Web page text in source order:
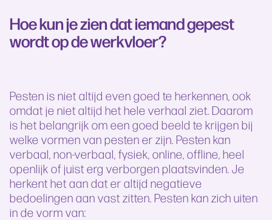
Hoe kun je zien dat iemand gepest
wordt op de werkvloer?
Pesten is niet altijd even goed te herkennen, ook
omdat je niet altijd het hele verhaal ziet. Daarom
is het belangrijk om een goed beeld te krijgen bij
welke vormen van pesten er zijn. Pesten kan
verbaal, non-verbaal, fysiek, online, offline, heel
openlijk of juist erg verborgen plaatsvinden. Je
herkent het aan dat er altijd negatieve
bedoelingen aan vast zitten. Pesten kan zich uiten
in de vorm van: